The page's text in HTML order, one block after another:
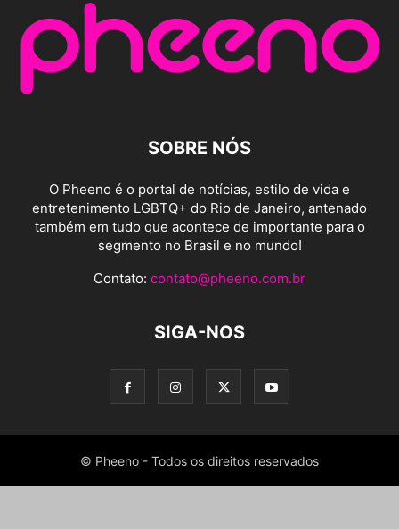
SOBRE NÓS
O Pheeno é o portal de notícias, estilo de vida e
entretenimento LGBTQ+ do Rio de Janeiro, antenado
também em tudo que acontece de importante para o
segmento no Brasil e no mundo!
Contato: contato@pheeno.com.br
SIGA-NOS
© Pheeno - Todos os direitos reservados